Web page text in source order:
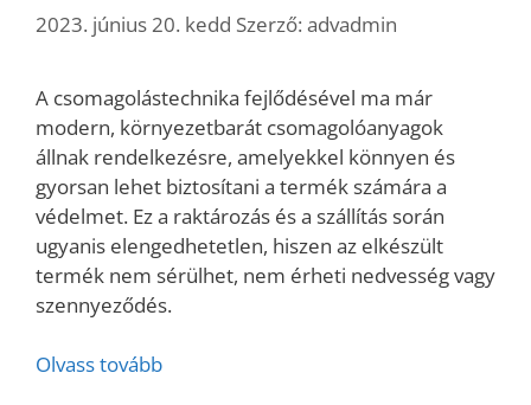
2023. június 20. kedd Szerző: advadmin
A csomagolástechnika fejlődésével ma már
modern, környezetbarát csomagolóanyagok
állnak rendelkezésre, amelyekkel könnyen és
gyorsan lehet biztosítani a termék számára a
védelmet. Ez a raktározás és a szállítás során
ugyanis elengedhetetlen, hiszen az elkészült
termék nem sérülhet, nem érheti nedvesség vagy
szennyeződés.
Olvass tovább